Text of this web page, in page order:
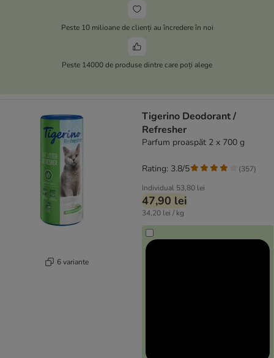
Peste 10 milioane de clienți au încredere în noi
Peste 14000 de produse dintre care poți alege
6 variante
Tigerino Deodorant /
Refresher
Parfum proaspăt 2 x 700 g
Individual 53,80 lei
47,90 lei
34,20 lei / kg
Rating: 3.8/5 (357)